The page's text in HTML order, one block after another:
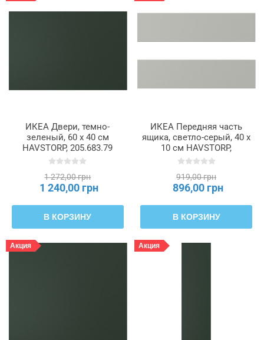
ИКЕА Двери, темно-
зеленый, 60 x 40 см
HAVSTORP, 205.683.79
1 272,00 грн
1 240,00 грн
В КОРЗИНУ
ИКЕА Передняя часть
ящика, светло-серый, 40 x
10 см HAVSTORP,
705.684.90
919,00 грн
896,00 грн
В КОРЗИНУ
Акция Акция